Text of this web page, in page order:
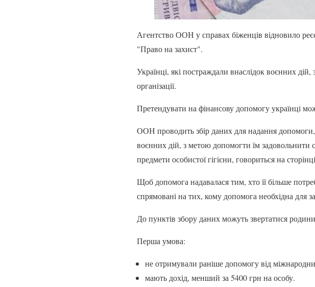
Агентство ООН у справах біженців відновило
"Право на захист".
Українці, які постраждали внаслідок воєнних
організації.
Претендувати на фінансову допомогу українці
ООН проводить збір даних для надання
воєнних дій, з метою допомогти їм задовольнити
предмети особистої гігієни, говориться на сторінці
Щоб допомога надавалася тим, хто її більше
спрямовані на тих, кому допомога необхідна для
До пунктів збору даних можуть звертатися
Перша умова:
не отримували раніше допомогу від
мають дохід, менший за 5400 грн на особу.